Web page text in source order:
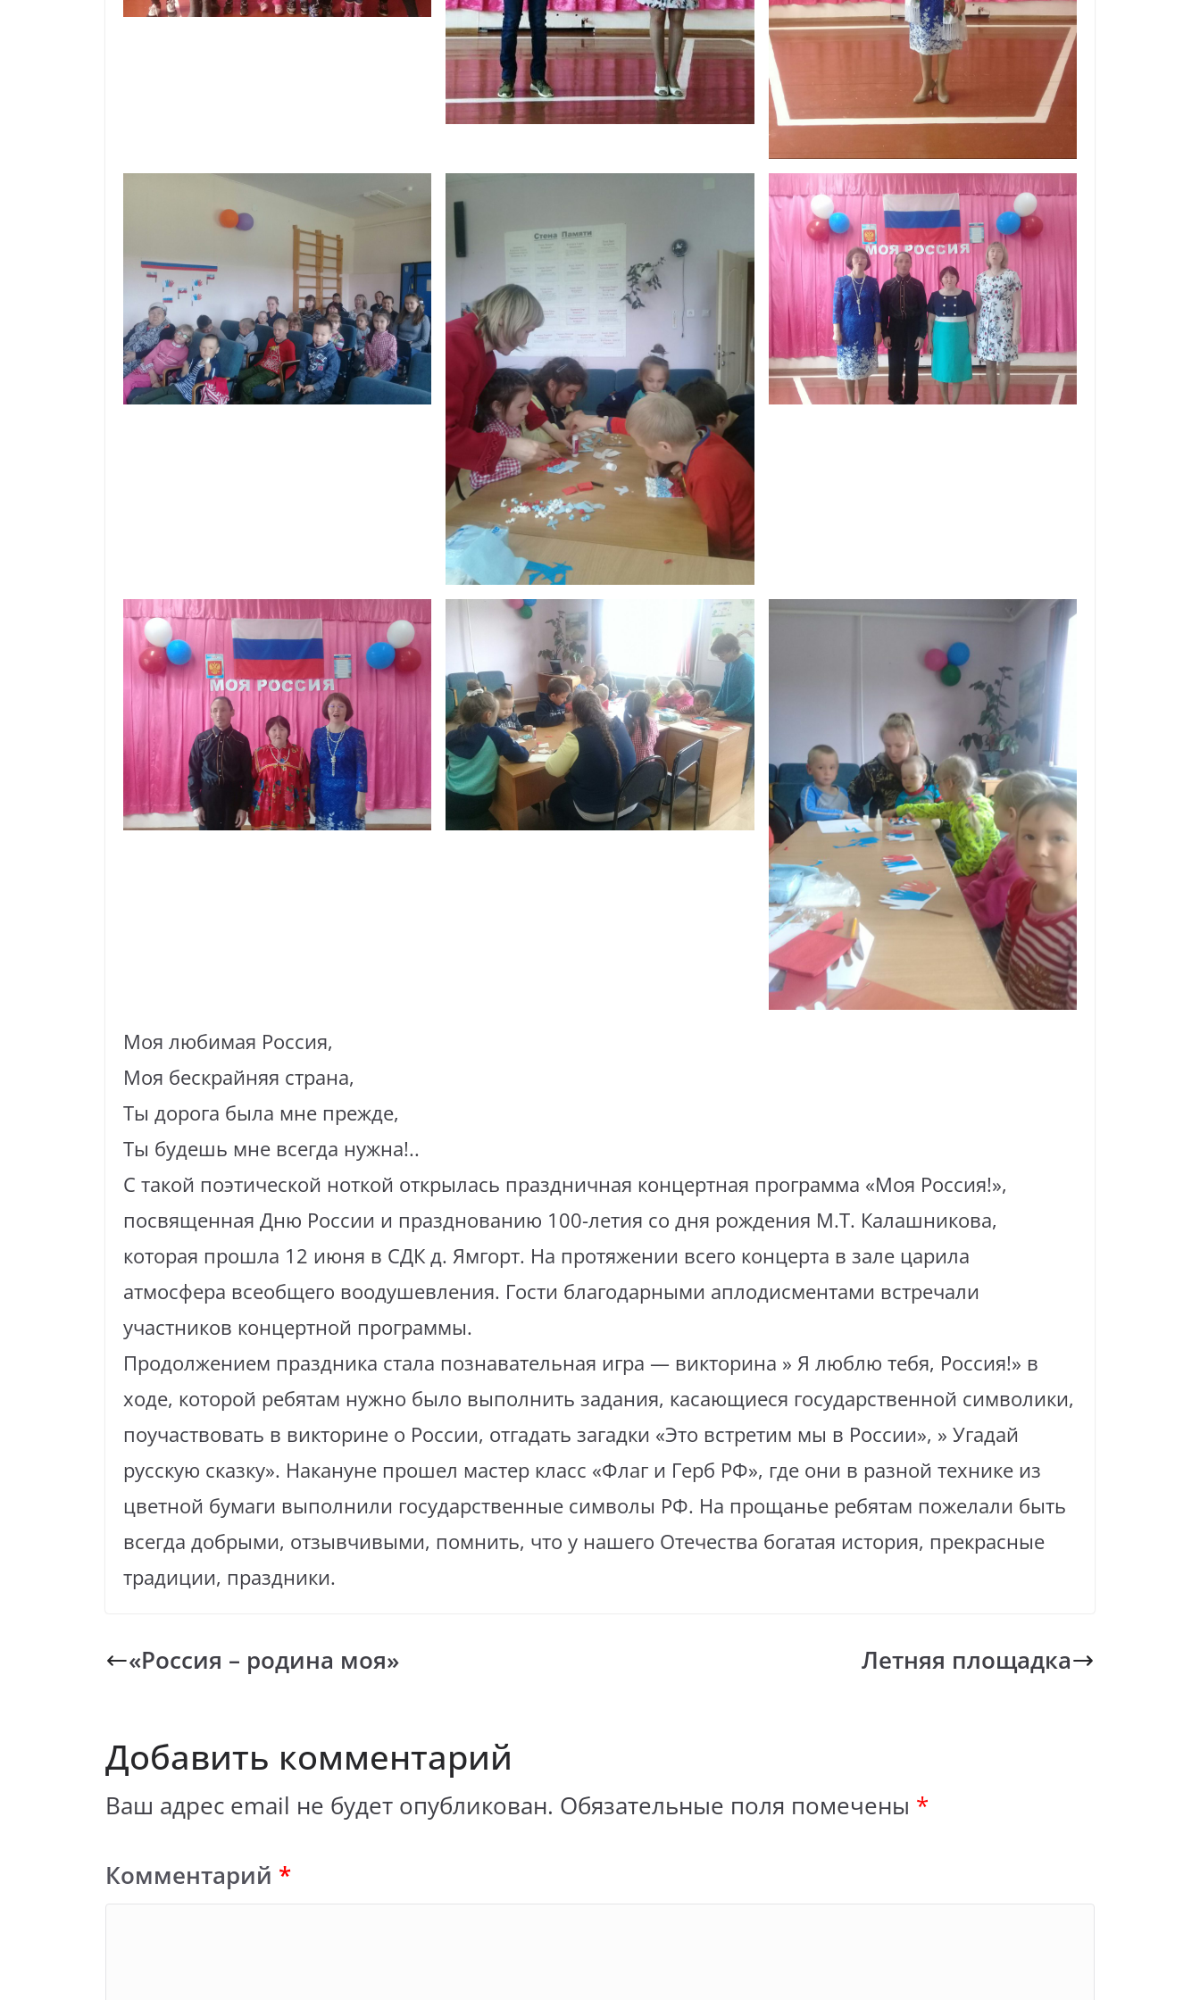
Моя любимая Россия,
Моя бескрайняя страна,
Ты дорога была мне прежде,
Ты будешь мне всегда нужна!..
С такой поэтической ноткой открылась праздничная концертная программа «Моя Россия!»,
посвященная Дню России и празднованию 100-летия со дня рождения М.Т. Калашникова,
которая прошла 12 июня в СДК д. Ямгорт. На протяжении всего концерта в зале царила
атмосфера всеобщего воодушевления. Гости благодарными аплодисментами встречали
участников концертной программы.
Продолжением праздника стала познавательная игра — викторина » Я люблю тебя, Россия!» в
ходе, которой ребятам нужно было выполнить задания, касающиеся государственной символики,
поучаствовать в викторине о России, отгадать загадки «Это встретим мы в России», » Угадай
русскую сказку». Накануне прошел мастер класс «Флаг и Герб РФ», где они в разной технике из
цветной бумаги выполнили государственные символы РФ. На прощанье ребятам пожелали быть
всегда добрыми, отзывчивыми, помнить, что у нашего Отечества богатая история, прекрасные
традиции, праздники.
«Россия – родина моя» Летняя площадка
Добавить комментарий
Ваш адрес email не будет опубликован. Обязательные поля помечены *
Комментарий *